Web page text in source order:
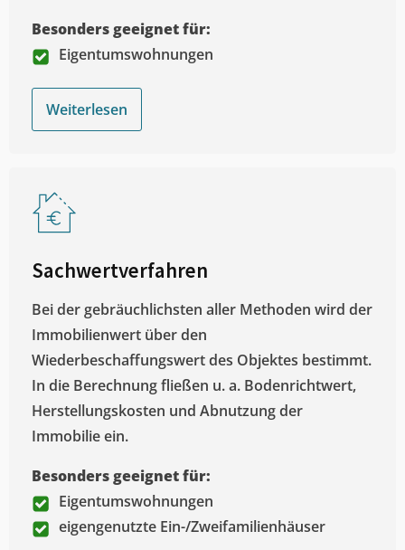
Besonders geeignet für:
Eigentumswohnungen
Weiterlesen
Sachwertverfahren
Bei der gebräuchlichsten aller Methoden wird der
Immobilienwert über den
Wiederbeschaffungswert des Objektes bestimmt.
In die Berechnung fließen u. a. Bodenrichtwert,
Herstellungskosten und Abnutzung der
Immobilie ein.
Besonders geeignet für:
Eigentumswohnungen
eigengenutzte Ein-/Zweifamilienhäuser